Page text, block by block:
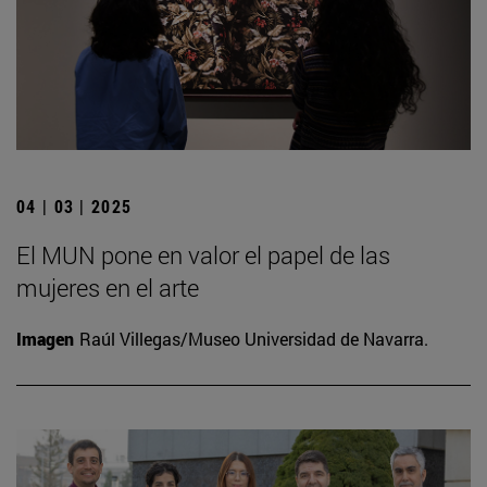
04 | 03 | 2025
El MUN pone en valor el papel de las
mujeres en el arte
Imagen Raúl Villegas/Museo Universidad de Navarra.